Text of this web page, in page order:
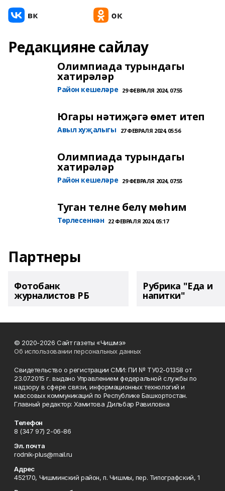
Редакцияне сайлау
Олимпиада турындагы
хатирәләр
Район кешеләре 29 ФЕВРАЛЯ 2024, 07:55
Югары нәтиҗәгә өмет итеп
Авыл хуҗалыгы 27 ФЕВРАЛЯ 2024, 05:56
Олимпиада турындагы
хатирәләр
Район кешеләре 29 ФЕВРАЛЯ 2024, 07:55
Туган телне белү мөһим
Төрлесеннән 22 ФЕВРАЛЯ 2024, 05:17
Партнеры
Фотобанк
журналистов РБ
Рубрика "Еда и
напитки"
© 2020-2026 Сайт газеты «Чишмэ»
Об использовании персональных данных
Свидетельство о регистрации СМИ: ПИ № ТУ02-01358 от
23.07.2015 г. выдано Управлением федеральной службы по
надзору в сфере связи, информационных технологий и
массовых коммуникаций по Республике Башкортостан.
Главный редактор: Хамитова Дильбар Равиловна
Телефон
8 (347 97) 2-06-86
Эл. почта
rodnik-plus@mail.ru
Адрес
452170, Чишминский район, п. Чишмы, пер. Типографский, 1